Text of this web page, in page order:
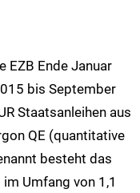
EZB Ende Januar
bis September
Staatsanleihen aus
QE (quantitative
besteht das
Umfang von 1,1